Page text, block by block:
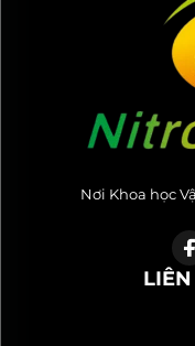
Nơi Khoa học